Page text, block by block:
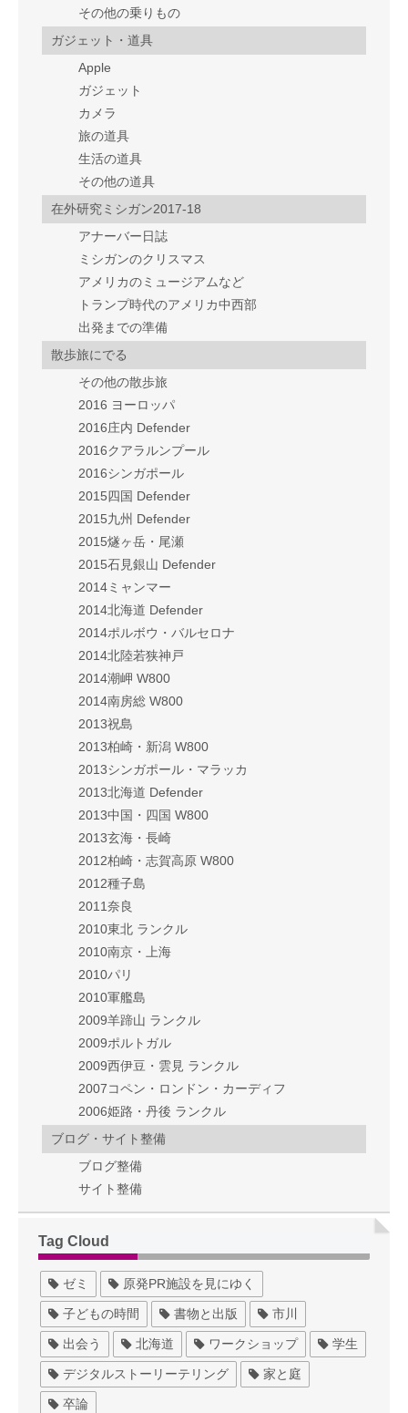
その他の乗りもの
ガジェット・道具
Apple
ガジェット
カメラ
旅の道具
生活の道具
その他の道具
在外研究ミシガン2017-18
アナーバー日誌
ミシガンのクリスマス
アメリカのミュージアムなど
トランプ時代のアメリカ中西部
出発までの準備
散歩旅にでる
その他の散歩旅
2016 ヨーロッパ
2016庄内 Defender
2016クアラルンプール
2016シンガポール
2015四国 Defender
2015九州 Defender
2015燧ヶ岳・尾瀬
2015石見銀山 Defender
2014ミャンマー
2014北海道 Defender
2014ポルボウ・バルセロナ
2014北陸若狭神戸
2014潮岬 W800
2014南房総 W800
2013祝島
2013柏崎・新潟 W800
2013シンガポール・マラッカ
2013北海道 Defender
2013中国・四国 W800
2013玄海・長崎
2012柏崎・志賀高原 W800
2012種子島
2011奈良
2010東北 ランクル
2010南京・上海
2010パリ
2010軍艦島
2009羊蹄山 ランクル
2009ポルトガル
2009西伊豆・雲見 ランクル
2007コペン・ロンドン・カーディフ
2006姫路・丹後 ランクル
ブログ・サイト整備
ブログ整備
サイト整備
Tag Cloud
ゼミ 原発PR施設を見にゆく
子どもの時間 書物と出版 市川
出会う 北海道 ワークショップ 学生
デジタルストーリーテリング 家と庭
卒論